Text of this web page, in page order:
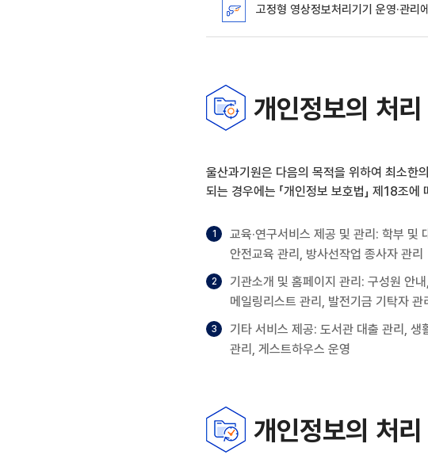
고정형 영상정보처리기기 운영·관리
개인정보의 처
울산과기원은 다음의 목적을 위하여 최소한
되는 경우에는 「개인정보 보호법」 제18조
교육·연구서비스 제공 및 관리: 학부
안전교육 관리, 방사선작업 종사자 관리
기관소개 및 홈페이지 관리: 구성원 안
메일링리스트 관리, 발전기금 기탁자 관
기타 서비스 제공: 도서관 대출 관리,
관리, 게스트하우스 운영
개인정보의 처